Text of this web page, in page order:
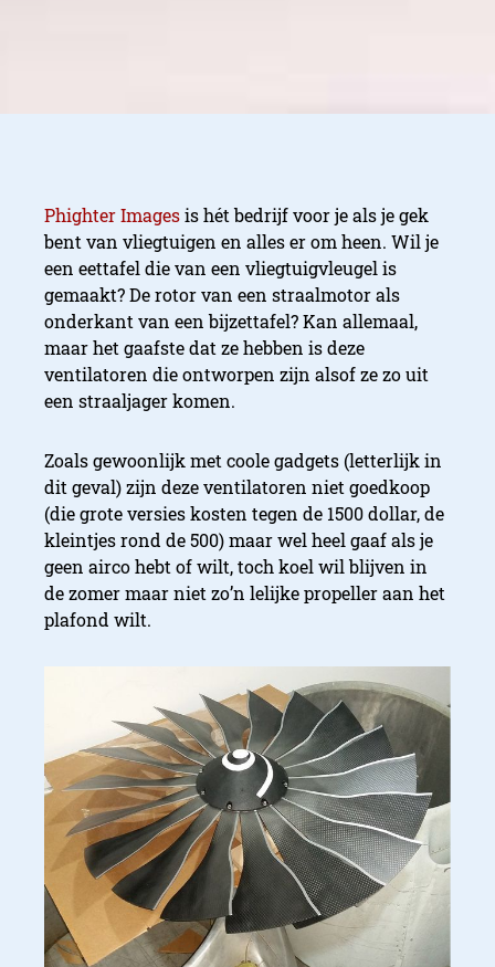
Phighter Imagesis hét bedrijf voor je als je gek
bent van vliegtuigen en alles er om heen. Wil je
een eettafel die van een vliegtuigvleugel is
gemaakt? De rotor van een straalmotor als
onderkant van een bijzettafel? Kan allemaal,
maar het gaafste dat ze hebben is deze
ventilatoren die ontworpen zijn alsof ze zo uit
een straaljager komen.
Zoals gewoonlijk met coole gadgets (letterlijk in
dit geval) zijn deze ventilatoren niet goedkoop
(die grote versies kosten tegen de 1500 dollar, de
kleintjes rond de 500) maar wel heel gaaf als je
geen airco hebt of wilt, toch koel wil blijven in
de zomer maar niet zo’n lelijke propeller aan het
plafond wilt.